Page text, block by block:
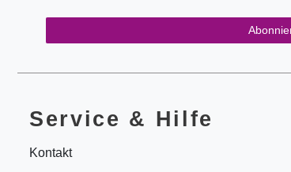
Service & Hilfe
Kontakt